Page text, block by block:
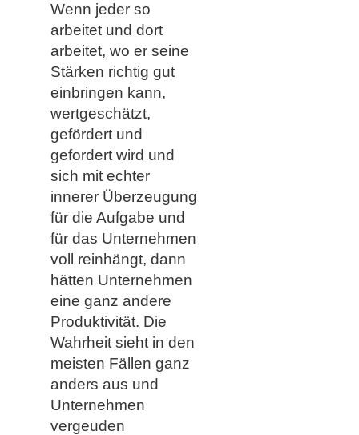
Wenn jeder so
arbeitet und dort
arbeitet, wo er seine
Stärken richtig gut
einbringen kann,
wertgeschätzt,
gefördert und
gefordert wird und
sich mit echter
innerer Überzeugung
für die Aufgabe und
für das Unternehmen
voll reinhängt, dann
hätten Unternehmen
eine ganz andere
Produktivität. Die
Wahrheit sieht in den
meisten Fällen ganz
anders aus und
Unternehmen
vergeuden